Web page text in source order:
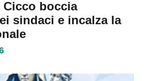
Cicco boccia
sindaci e incalza la